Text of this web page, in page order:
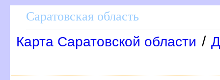
Саратовская область
Карта Саратовской области /